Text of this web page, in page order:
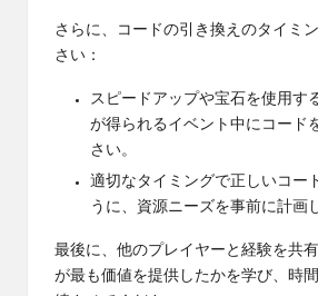
さらに、コードの引き換えのタイミ
さい：
スピードアップや宝石を使用す
が得られるイベント中にコード
さい。
適切なタイミングで正しいコー
うに、資源ニーズを事前に計画
最後に、他のプレイヤーと経験を共
が最も価値を提供したかを学び、時